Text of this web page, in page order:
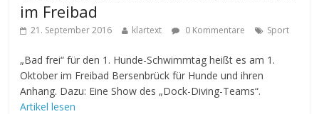
im Freibad
21. September 2016 klartext 0 Kommentare Sport
„Bad frei“ für den 1. Hunde-Schwimmtag heißt es am 1.
Oktober im Freibad Bersenbrück für Hunde und ihren
Anhang. Dazu: Eine Show des „Dock-Diving-Teams“.
Artikel lesen